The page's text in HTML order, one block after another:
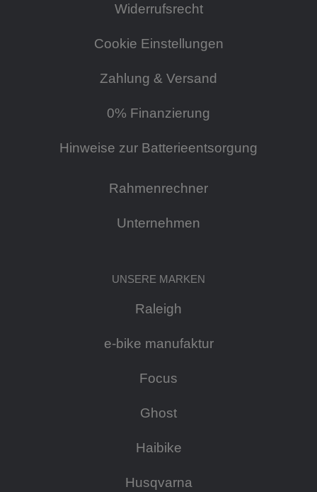
Widerrufsrecht
Cookie Einstellungen
Zahlung & Versand
0% Finanzierung
Hinweise zur Batterieentsorgung
Rahmenrechner
Unternehmen
UNSERE MARKEN
Raleigh
e-bike manufaktur
Focus
Ghost
Haibike
Husqvarna